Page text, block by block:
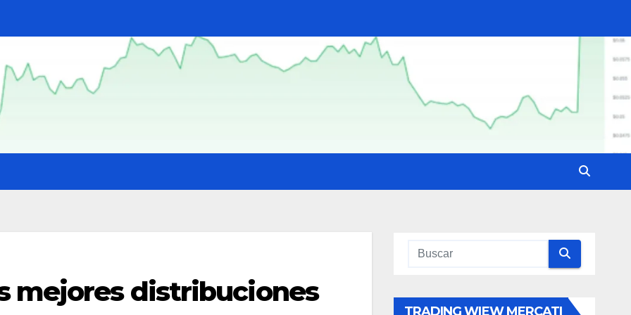
mejores distribuciones
TRADING WIEW MERCATI